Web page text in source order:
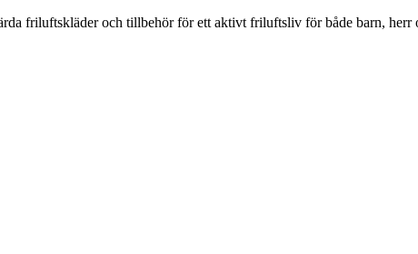
friluftskläder och tillbehör för ett aktivt friluftsliv för både barn, herr